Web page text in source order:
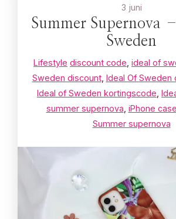
3 juni
Summer Supernova
Sweden
Lifestyle discount code ideal of
Sweden discount, Ideal Of Sweden
Ideal of Sweden kortingscode
summer supernova iPhone case
Summer supernova